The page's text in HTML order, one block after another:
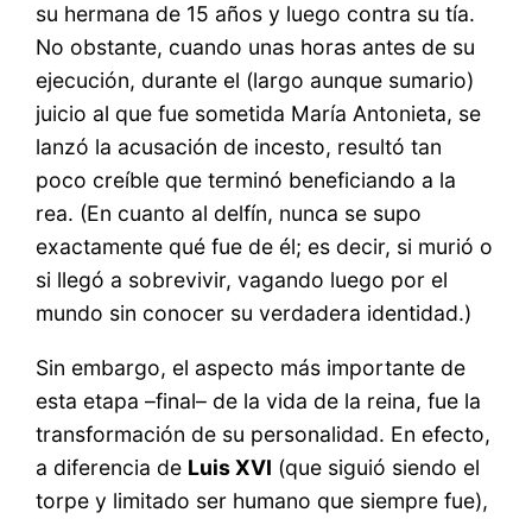
su hermana de 15 años y luego contra su tía.
No obstante, cuando unas horas antes de su
ejecución, durante el (largo aunque sumario)
juicio al que fue sometida María Antonieta, se
lanzó la acusación de incesto, resultó tan
poco creíble que terminó beneficiando a la
rea. (En cuanto al delfín, nunca se supo
exactamente qué fue de él; es decir, si murió o
si llegó a sobrevivir, vagando luego por el
mundo sin conocer su verdadera identidad.)
Sin embargo, el aspecto más importante de
esta etapa –final– de la vida de la reina, fue la
transformación de su personalidad. En efecto,
a diferencia de Luis XVI (que siguió siendo el
torpe y limitado ser humano que siempre fue),